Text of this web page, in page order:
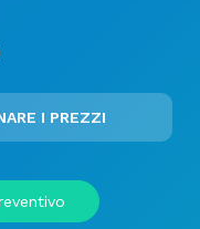
I PREZZI